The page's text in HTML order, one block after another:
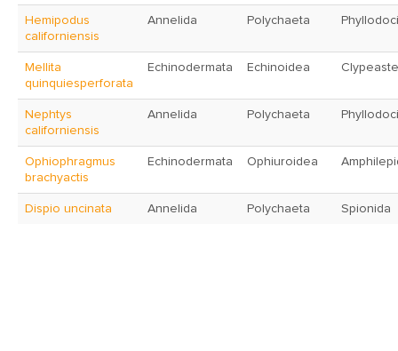
Hemipodus
californiensis
Annelida Polychaeta
Mellita
quinquiesperforata
Echinodermata Echinoidea
Nephtys
californiensis
Annelida Polychaeta
Ophiophragmus
brachyactis
Echinodermata Ophiuroidea
Dispio uncinata Annelida Polychaeta Spionida